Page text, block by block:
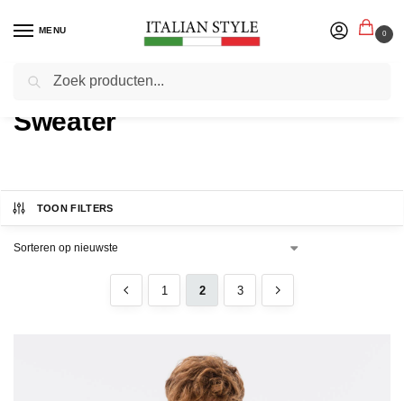
MENU 0
Home Product Soort / Pagina 2
Sweater
TOON FILTERS
1 2 3